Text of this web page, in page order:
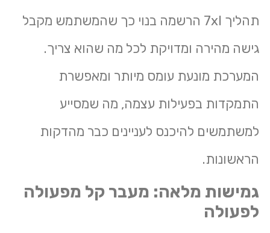
תהליך 7xl הרשמה בנוי כך שהמשתמש מקבל
גישה מהירה ומדויקת לכל מה שהוא צריך.
המערכת מונעת עומס מיותר ומאפשרת
התמקדות בפעילות עצמה, מה שמסייע
למשתמשים להיכנס לעניינים כבר מהדקות
הראשונות.
גמישות מלאה: מעבר קל מפעולה
לפעולה